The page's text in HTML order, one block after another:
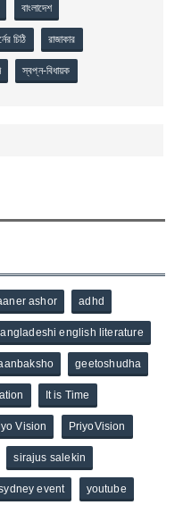
বাংলাদেশ
চিঠি রাজাকার
স্বপ্ন-বিধায়ক
ashor adhd
english literature
geetoshudha
It is Time
Vision PriyoVision
sirajus salekin
event youtube